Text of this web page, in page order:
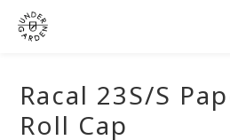
Racal 23S/S
Roll Cap